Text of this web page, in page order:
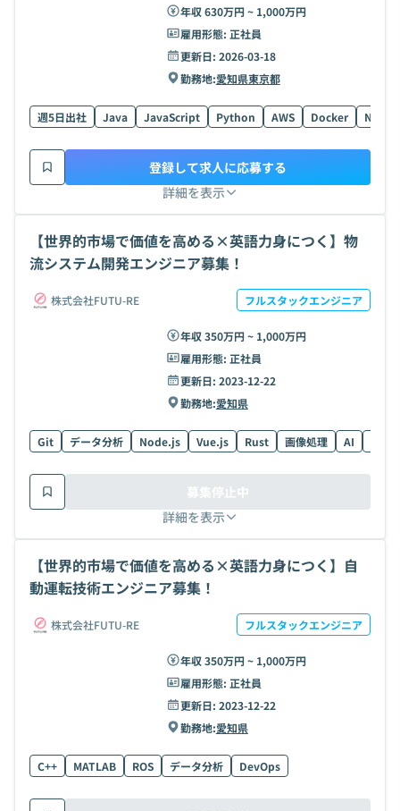
年収 630万円 ~ 1,000万円
雇用形態: 正社員
更新日: 2026-03-18
勤務地:愛知県東京都
週5日出社 Java JavaScript Python AWS Docker
詳細を表示
登録して求人に応募する
【世界的市場で価値を高める×英語力身につく】物
流システム開発エンジニア募集！
株式会社FUTU-RE フルスタックエンジニア
年収 350万円 ~ 1,000万円
雇用形態: 正社員
更新日: 2023-12-22
勤務地:愛知県
Git データ分析 Node.js Vue.js Rust 画像処理 AI
詳細を表示
募集停止中
【世界的市場で価値を高める×英語力身につく】自
動運転技術エンジニア募集！
株式会社FUTU-RE フルスタックエンジニア
年収 350万円 ~ 1,000万円
雇用形態: 正社員
更新日: 2023-12-22
勤務地:愛知県
C++ MATLAB ROS データ分析 DevOps